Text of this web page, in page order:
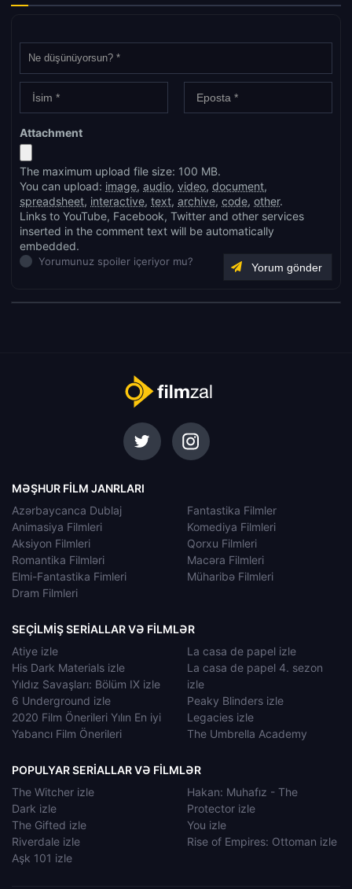
Attachment
The maximum upload file size: 100 MB.
You can upload: image, audio, video, document,
spreadsheet, interactive, text, archive, code, other.
Links to YouTube, Facebook, Twitter and other services
inserted in the comment text will be automatically
embedded.
Yorumunuz spoiler içeriyor mu?
MƏŞHUR FILM JANRLARI
Azərbaycanca Dublaj
Animasiya Filmleri
Aksiyon Filmleri
Romantika Filmləri
Elmi-Fantastika Fimleri
Dram Filmleri
Fantastika Filmler
Komediya Filmleri
Qorxu Filmleri
Macəra Filmleri
Müharibə Filmleri
SEÇILMIŞ SERIALLAR VƏ FILMLƏR
Atiye izle
His Dark Materials izle
Yıldız Savaşları: Bölüm IX izle
6 Underground izle
2020 Film Önerileri Yılın En iyi
Yabancı Film Önerileri
La casa de papel izle
La casa de papel 4. sezon
izle
Peaky Blinders izle
Legacies izle
The Umbrella Academy
POPULYAR SERIALLAR VƏ FILMLƏR
The Witcher izle
Dark izle
The Gifted izle
Riverdale izle
Aşk 101 izle
Hakan: Muhafız - The
Protector izle
You izle
Rise of Empires: Ottoman izle